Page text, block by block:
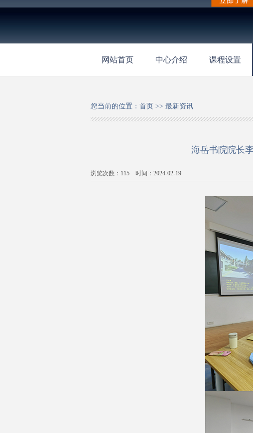
网站首页 中心介绍 课程设置
您当前的位置： 首页 >> 最新资讯
海岳书院院长
浏览次数： 115 时间：2024-02-19